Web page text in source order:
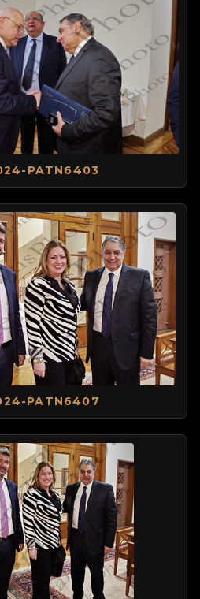
PATN6403
PATN6407